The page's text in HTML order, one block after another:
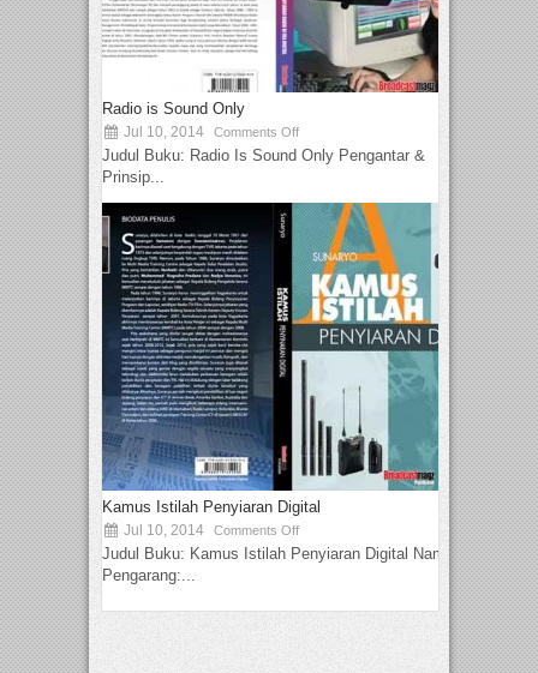
Radio is Sound Only
Jul 10, 2014 Comments Off
Judul Buku: Radio Is Sound Only Pengantar &
Prinsip...
Kamus Istilah Penyiaran Digital
Jul 10, 2014 Comments Off
Judul Buku: Kamus Istilah Penyiaran Digital Nama
Pengarang:...